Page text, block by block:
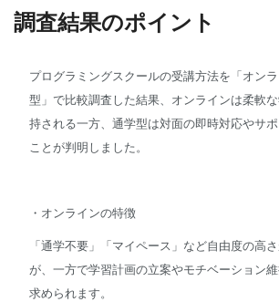
調査結果のポイント
プログラミングスクールの受講方法を「オン
型」で比較調査した結果、オンラインは柔軟
持される一方、通学型は対面の即時対応やサ
ことが判明しました。
・オンラインの特徴
「通学不要」「マイペース」など自由度の高
が、一方で学習計画の立案やモチベーション
求められます。